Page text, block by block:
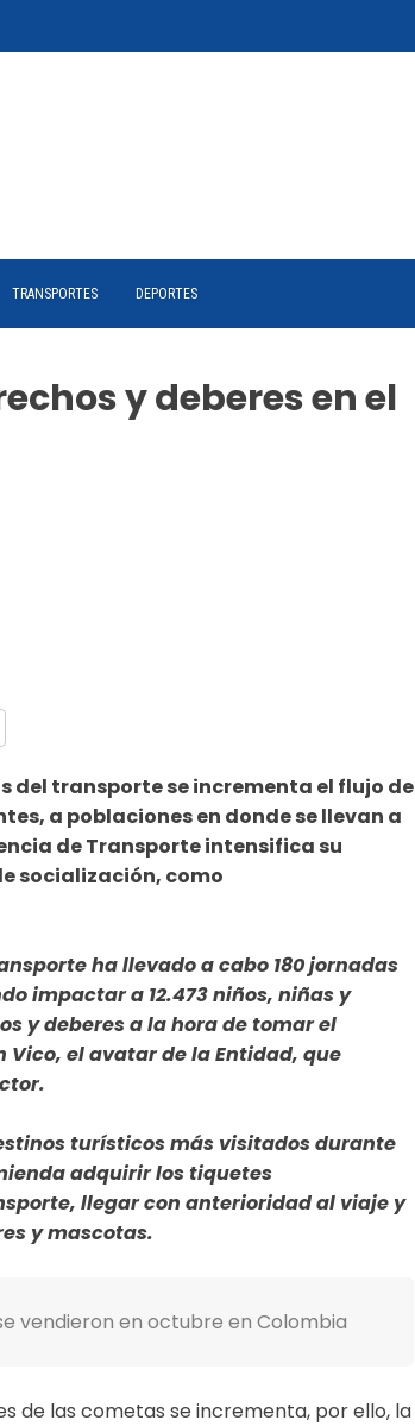
TRANSPORTES DEPORTES
y deberes en el
del transporte se incrementa el flujo de
a poblaciones en donde se llevan a
de Transporte intensifica su
socialización, como
ha llevado a cabo 180 jornadas
impactar a 12.473 niños, niñas y
y deberes a la hora de tomar el
el avatar de la Entidad, que
turísticos más visitados durante
adquirir los tiquetes
llegar con anterioridad al viaje y
y mascotas.
vendieron en octubre en Colombia
de las cometas se incrementa, por ello, la